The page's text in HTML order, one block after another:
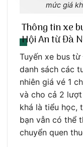
mức giá
Thông tin xe
Hội An từ Đà
Tuyến xe bus
danh sách các
nhiên giá vé 1
và cho cả 2
khá là tiểu học,
bạn vẫn có thể
chuyển quen